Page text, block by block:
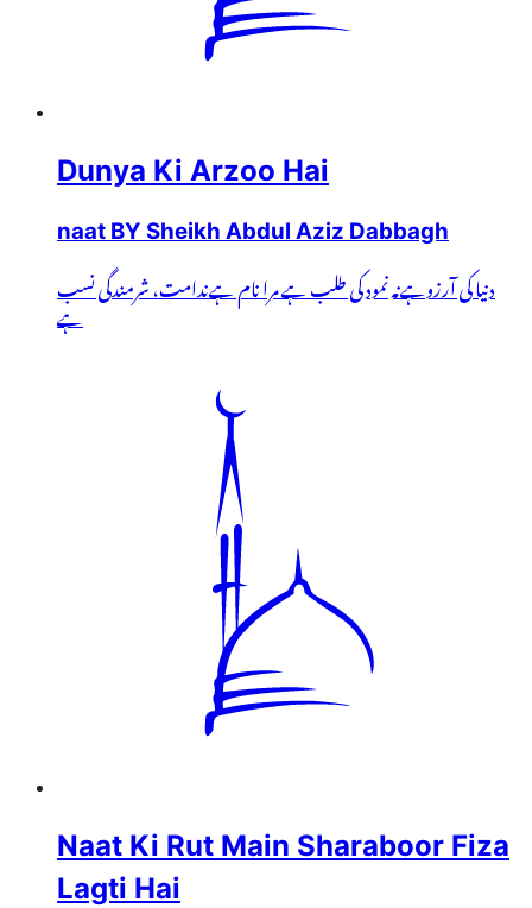
Dunya Ki Arzoo Hai
naat BY Sheikh Abdul Aziz Dabbagh
دنیا کی آرزوہےنہ نمود کی طلب ہے مرا نام ہےندامت، شرمندگی نسب
ہے
Naat Ki Rut Main Sharaboor Fiza
Lagti Hai